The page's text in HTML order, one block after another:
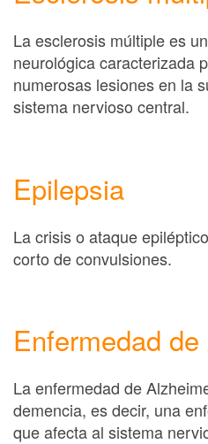
La esclerosis múltiple es
neurológica caracterizada
numerosas lesiones en la
sistema nervioso central.
Epilepsia
La crisis o ataque
corto de convulsiones.
Enfermedad
La enfermedad de
demencia, es decir, una
que afecta al sistema